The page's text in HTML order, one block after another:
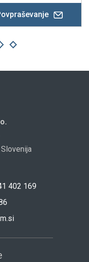
Dodaj v košarico
402 169